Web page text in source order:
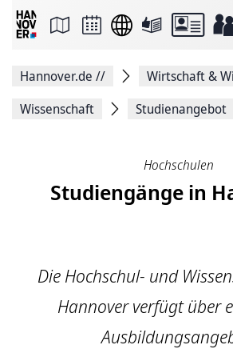
Seite
Facebook
Hannover.de //
Wirtschaft &
Wissenschaft
Studienangebot
Hochschulen
Studiengänge in
Die Hochschul- und
Hannover verfügt über